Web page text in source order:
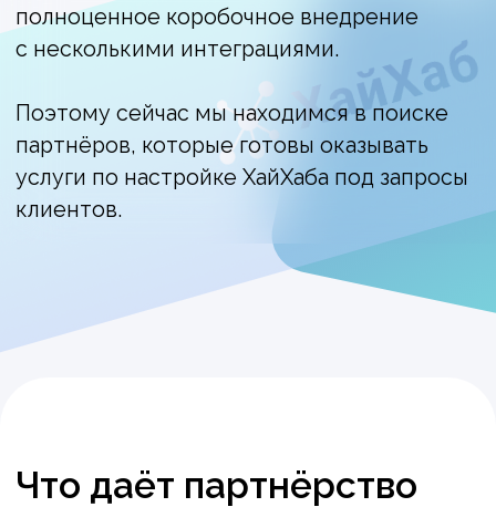
ХайХаба — бесплатно
Размер партнёрского вознаграждения
зависит от статуса: партнеры
Вознаграждение до 100%
Наша команда окажет оперативную
поддержку по техническим вопросам
и поделится рекомендациями
по внедрениям ХайХаба.
с ХайХабом.